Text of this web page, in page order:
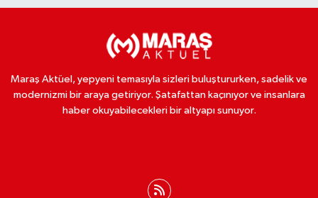
Maraş Aktüel, yepyeni temasıyla sizleri buluştururken, sadelik ve
modernizmi bir araya getiriyor. Şatafattan kaçınıyor ve insanlara
haber okuyabilecekleri bir altyapı sunuyor.